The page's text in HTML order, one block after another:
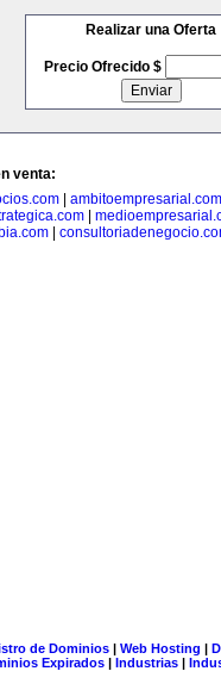
Realizar una Oferta
Precio Ofrecido $
venta:
| ambitoempresarial.com
|
de Dominios| Web Hosting |
Expirados | Industrias |